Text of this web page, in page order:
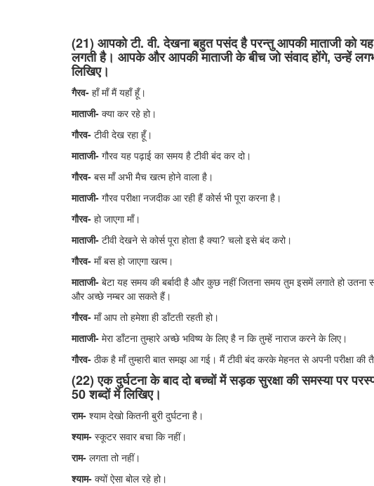
(21) आपको टी. वी. देखना बहुत पसंद है परन्तु आपकी माताजी को यह
लगती है। आपके और आपकी माताजी के बीच जो संवाद होंगे, उन्हें
लिखिए।
गैरव- हाँ माँ मैं यहाँ हूँ।
माताजी- क्या कर रहे हो।
गौरव- टीवी देख रहा हूँ।
माताजी- गौरव यह पढ़ाई का समय है टीवी बंद कर दो।
गौरव- बस माँ अभी मैच खत्म होने वाला है।
माताजी- गौरव परीक्षा नजदीक आ रही हैं कोर्स भी पूरा करना है।
गौरव- हो जाएगा माँ।
माताजी- टीवी देखने से कोर्स पूरा होता है क्या? चलो इसे बंद करो।
गौरव- माँ बस हो जाएगा खत्म।
माताजी- बेटा यह समय की बर्बादी है और कुछ नहीं जितना समय तुम इसमें लगाते हो उतना
और अच्छे नम्बर आ सकते हैं।
गौरव- माँ आप तो हमेशा ही डाँटती रहती हो।
माताजी- मेरा डाँटना तुम्हारे अच्छे भविष्य के लिए है न कि तुम्हें नाराज करने के लिए।
गौरव- ठीक है माँ तुम्हारी बात समझ आ गई। मैं टीवी बंद करके मेहनत से अपनी परीक्षा की
(22) एक दुर्घटना के बाद दो बच्चों में सड़क सुरक्षा की समस्या पर
50 शब्दों में लिखिए।
राम- श्याम देखो कितनी बुरी दुर्घटना है।
श्याम- स्कूटर सवार बचा कि नहीं।
राम- लगता तो नहीं।
श्याम- क्यों ऐसा बोल रहे हो।